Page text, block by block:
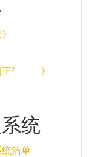
确姿势》
》
统
清单